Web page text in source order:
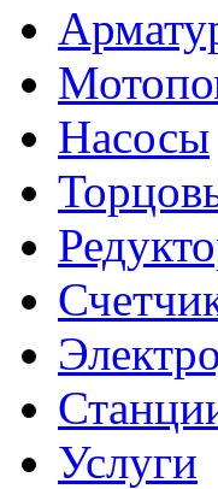
Насосы
Услуги